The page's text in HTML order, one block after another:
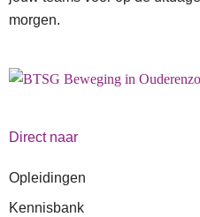
morgen.
Direct naar
Opleidingen
Kennisbank